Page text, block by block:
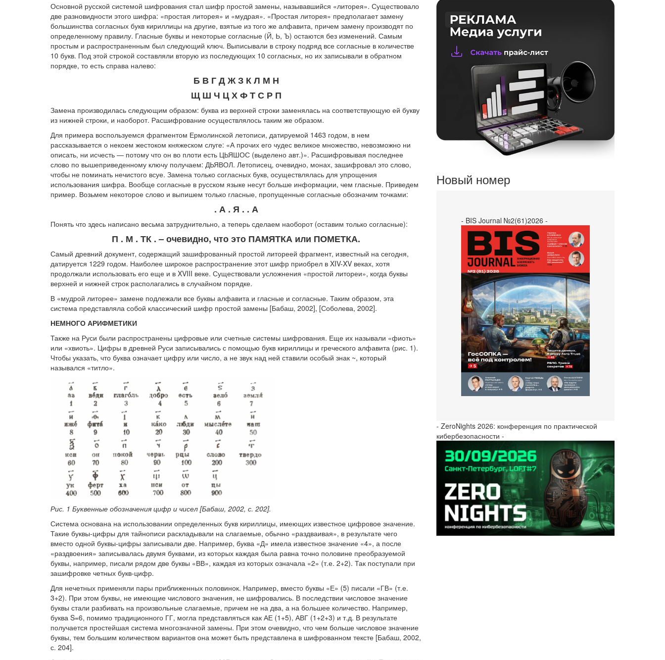
Основной русской системой шифрования стал шифр простой замены, называвшийся «литорея». Существовало
две разновидности этого шифра: «простая литорея» и «мудрая». «Простая литорея» предполагает замену
большинства согласных букв кириллицы на другие, взятые из того же алфавита, причем замену производят по
определенному правилу. Гласные буквы и некоторые согласные (Й, Ь, Ъ) остаются без изменений. Самым
простым и распространенным был следующий ключ. Выписывали в строку подряд все согласные в количестве
10 букв. Под этой строкой составляли вторую из последующих 10 согласных, но их записывали в обратном
порядке, то есть справа налево:
Б В Г Д Ж З К Л М Н
Щ Ш Ч Ц Х Ф Т С Р П
Замена производилась следующим образом: буква из верхней строки заменялась на соответствующую ей букву
из нижней строки, и наоборот. Расшифрование осуществлялось таким же образом.
Для примера воспользуемся фрагментом Ермолинской летописи, датируемой 1463 годом, в нем
рассказывается о некоем жестоком княжеском слуге: «А прочих его чудес великое множество, невозможно ни
описать, ни исчесть — потому что он во плоти есть ЦЬЯШОС (выделено авт.)». Расшифровывая последнее
слово по вышеприведенному ключу получаем: ДЬЯВОЛ. Летописец, очевидно, монах, зашифровал это слово,
чтобы не поминать нечистого всуе. Замена только согласных букв, осуществлялась для упрощения
использования шифра. Вообще согласные в русском языке несут больше информации, чем гласные. Приведем
пример. Возьмем некоторое слово и выпишем только гласные, пропущенные согласные обозначим точками:
. А . Я . . А
Понять что здесь написано весьма затруднительно, а теперь сделаем наоборот (оставим только согласные):
П . М . ТК . – очевидно, что это ПАМЯТКА или ПОМЕТКА.
Самый древний документ, содержащий зашифрованный простой литореей фрагмент, известный на сегодня,
датируется 1229 годом. Наиболее широкое распространение этот шифр приобрел в XIV-XV веках, хотя
продолжали использовать его еще и в XVIII веке. Существовали усложнения «простой литореи», когда буквы
верхней и нижней строк располагались в случайном порядке.
В «мудрой литорее» замене подлежали все буквы алфавита и гласные и согласные. Таким образом, эта
система представляла собой классический шифр простой замены [Бабаш, 2002], [Соболева, 2002].
НЕМНОГО АРИФМЕТИКИ
Также на Руси были распространены цифровые или счетные системы шифрования. Еще их называли «фиоть»
или «хвиоть». Цифры в древней Руси записывались с помощью букв кириллицы и греческого алфавита (рис. 1).
Чтобы указать, что буква означает цифру или число, а не звук над ней ставили особый знак ~, который
назывался «титло».
Рис. 1 Буквенные обозначения цифр и чисел [Бабаш, 2002, с. 202].
Система основана на использовании определенных букв кириллицы, имеющих известное цифровое значение.
Такие буквы-цифры для тайнописи раскладывали на слагаемые, обычно «раздваивая», в результате чего
вместо одной буквы-цифры записывали две. Например, буква «Д» имела известное значение «4», а после
«раздвоения» записывалась двумя буквами, из которых каждая была равна точно половине преобразуемой
буквы, например, писали рядом две буквы «ВВ», каждая из которых означала «2» (т.е. 2+2). Так поступали при
зашифровке четных букв-цифр.
Для нечетных применяли пары приближенных половинок. Например, вместо буквы «Е» (5) писали «ГВ» (т.е.
3+2). При этом буквы, не имеющие числового значения, не шифровались. В последствии числовое значение
буквы стали разбивать на произвольные слагаемые, причем не на два, а на большее количество. Например,
буква S=6, помимо традиционного ГГ, могла представляться как АЕ (1+5), АВГ (1+2+3) и т.д. В результате
получается простейшая система многозначной замены. При этом очевидно, что чем больше числовое значение
буквы, тем большим количеством вариантов она может быть представлена в шифрованном тексте [Бабаш, 2002,
с. 204].
Новый номер
- BIS Journal №2(61)2026 -
- ZeroNights 2026: конференция по практической
кибербезопасности -